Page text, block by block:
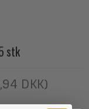
stk
DKK)